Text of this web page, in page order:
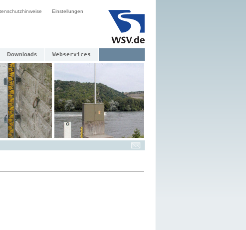
Einstellungen
Downloads Webservices